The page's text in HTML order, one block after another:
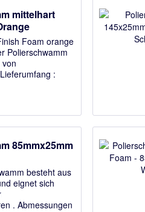
mittelhart
Foam orange
Polierschwamm
:
85mmx25mm
besteht aus
eignet sich
. Abmessungen